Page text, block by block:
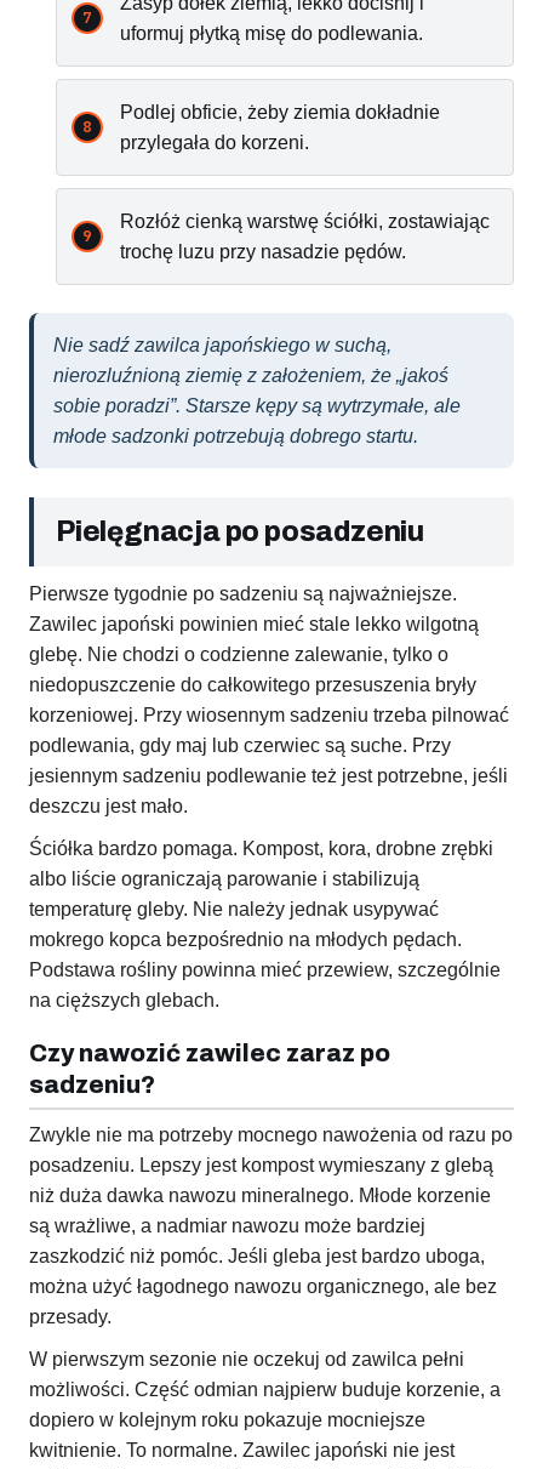
uformuj płytką misę do podlewania.
Podlej obficie, żeby ziemia dokładnie
przylegała do korzeni.
Rozłóż cienką warstwę ściółki, zostawiając
trochę luzu przy nasadzie pędów.
Nie sadź zawilca japońskiego w suchą,
nierozluźnioną ziemię z założeniem, że „jakoś
sobie poradzi”. Starsze kępy są wytrzymałe, ale
młode sadzonki potrzebują dobrego startu.
Pielęgnacja po posadzeniu
Pierwsze tygodnie po sadzeniu są najważniejsze.
Zawilec japoński powinien mieć stale lekko wilgotną
glebę. Nie chodzi o codzienne zalewanie, tylko o
niedopuszczenie do całkowitego przesuszenia bryły
korzeniowej. Przy wiosennym sadzeniu trzeba pilnować
podlewania, gdy maj lub czerwiec są suche. Przy
jesiennym sadzeniu podlewanie też jest potrzebne, jeśli
deszczu jest mało.
Ściółka bardzo pomaga. Kompost, kora, drobne zrębki
albo liście ograniczają parowanie i stabilizują
temperaturę gleby. Nie należy jednak usypywać
mokrego kopca bezpośrednio na młodych pędach.
Podstawa rośliny powinna mieć przewiew, szczególnie
na cięższych glebach.
Czy nawozić zawilec zaraz po
sadzeniu?
Zwykle nie ma potrzeby mocnego nawożenia od razu po
posadzeniu. Lepszy jest kompost wymieszany z glebą
niż duża dawka nawozu mineralnego. Młode korzenie
są wrażliwe, a nadmiar nawozu może bardziej
zaszkodzić niż pomóc. Jeśli gleba jest bardzo uboga,
można użyć łagodnego nawozu organicznego, ale bez
przesady.
W pierwszym sezonie nie oczekuj od zawilca pełni
możliwości. Część odmian najpierw buduje korzenie, a
dopiero w kolejnym roku pokazuje mocniejsze
kwitnienie. To normalne. Zawilec japoński nie jest